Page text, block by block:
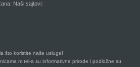
Naši sajtovi:
što koristite naše usluge!
m:tel-a su informativne prirode i podložne su